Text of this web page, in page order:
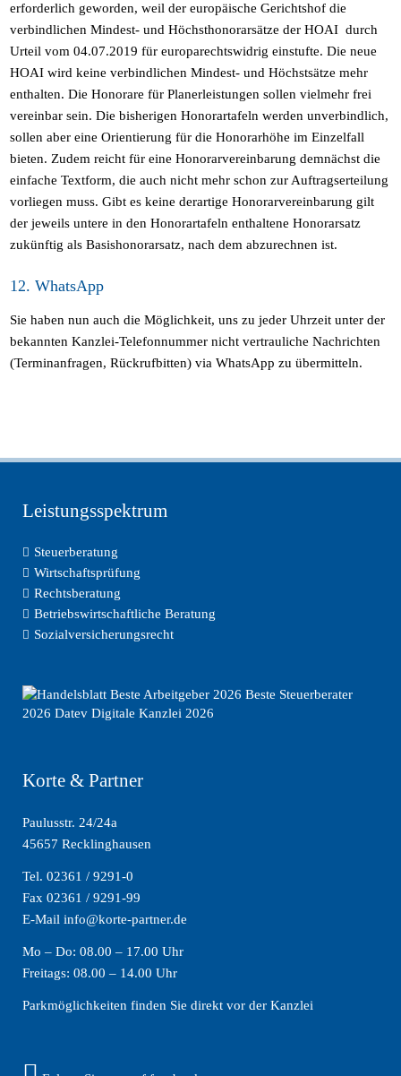
erforderlich geworden, weil der europäische Gerichtshof die
verbindlichen Mindest- und Höchsthonorarsätze der HOAI durch
Urteil vom 04.07.2019 für europarechtswidrig einstufte. Die neue
HOAI wird keine verbindlichen Mindest- und Höchstsätze mehr
enthalten. Die Honorare für Planerleistungen sollen vielmehr frei
vereinbar sein. Die bisherigen Honorartafeln werden unverbindlich,
sollen aber eine Orientierung für die Honorarhöhe im Einzelfall
bieten. Zudem reicht für eine Honorarvereinbarung demnächst die
einfache Textform, die auch nicht mehr schon zur Auftragserteilung
vorliegen muss. Gibt es keine derartige Honorarvereinbarung gilt
der jeweils untere in den Honorartafeln enthaltene Honorarsatz
zukünftig als Basishonorarsatz, nach dem abzurechnen ist.
12. WhatsApp
Sie haben nun auch die Möglichkeit, uns zu jeder Uhrzeit unter der
bekannten Kanzlei-Telefonnummer nicht vertrauliche Nachrichten
(Terminanfragen, Rückrufbitten) via WhatsApp zu übermitteln.
Leistungsspektrum
Steuerberatung
Wirtschaftsprüfung
Rechtsberatung
Betriebswirtschaftliche Beratung
Sozialversicherungsrecht
Korte & Partner
Paulusstr. 24/24a
45657 Recklinghausen
Tel. 02361 / 9291-0
Fax 02361 / 9291-99
E-Mail info@korte-partner.de
Mo – Do: 08.00 – 17.00 Uhr
Freitags: 08.00 – 14.00 Uhr
Parkmöglichkeiten finden Sie direkt vor der Kanzlei